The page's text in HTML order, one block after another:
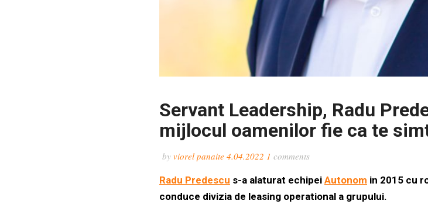
Servant Leadership, Radu
mijlocul oamenilor fie ca te
by viorel panaite 4.04.2022 1 comments
Radu Predescu s-a alaturat echipei Autonom in 2015 cu
conduce divizia de leasing operational a grupului.